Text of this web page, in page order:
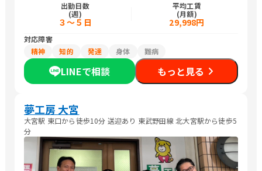
出勤日数
(週)
３～５日
平均工賃
(月額)
29,998円
対応障害
精神
知的 発達 身体 難病
LINEで相談 もっと見る
夢工房 大宮
大宮駅 東口から徒歩10分 送迎あり 東武野田線 北大宮駅から徒歩5
分